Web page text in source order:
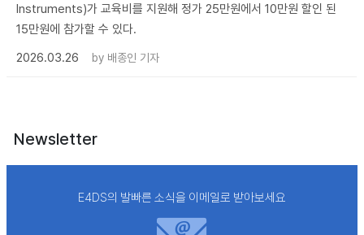
Instruments)가 교육비를 지원해 정가 25만원에서 10만원 할인 된
15만원에 참가할 수 있다.
2026.03.26
by 배종인 기자
Newsletter
E4DS의 발빠른 소식을 이메일로 받아보세요